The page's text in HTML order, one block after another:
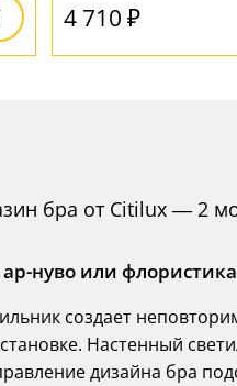
4 710 ₽
бра от Citilux — 2
ар-нуво или
создает
Настенный
дизайна бра